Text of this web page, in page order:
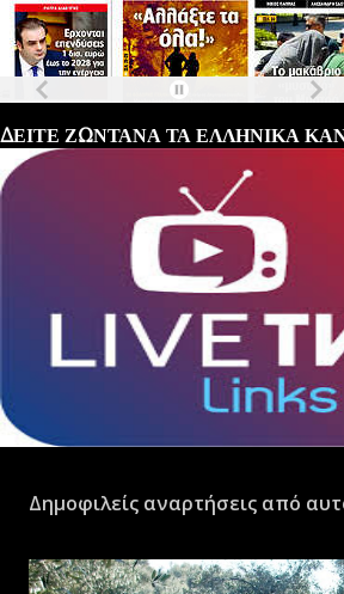
ΔΕΙΤΕ ΖΩΝΤΑΝΑ ΤΑ ΕΛΛΗΝΙΚΑ
Δημοφιλείς αναρτήσεις από